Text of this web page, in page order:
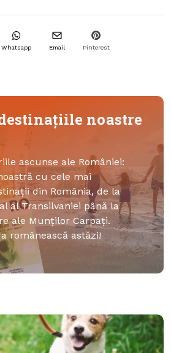
Whatsapp Email Pinterest
noastre
ascunse ale României:
cu cele mai
din România, de la
al Transilvaniei până la
ale Munților Carpați.
românească astăzi!